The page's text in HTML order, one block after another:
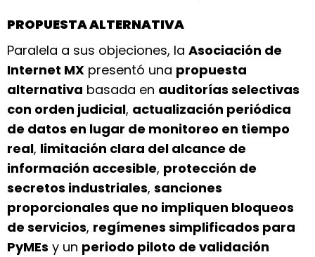
PROPUESTA ALTERNATIVA
Paralela a sus objeciones, la Asociación de
Internet MX presentó una propuesta
alternativa basada en auditorías selectivas
con orden judicial, actualización periódica
de datos en lugar de monitoreo en tiempo
real, limitación clara del alcance de
información accesible, protección de
secretos industriales, sanciones
proporcionales que no impliquen bloqueos
de servicios, regímenes simplificados para
PyMEs y un periodo piloto de validación